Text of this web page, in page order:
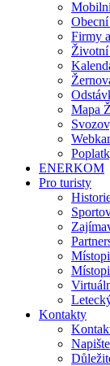
Firmy
Životní
Mapa
ENERKOM
Pro turisty
Kontakty